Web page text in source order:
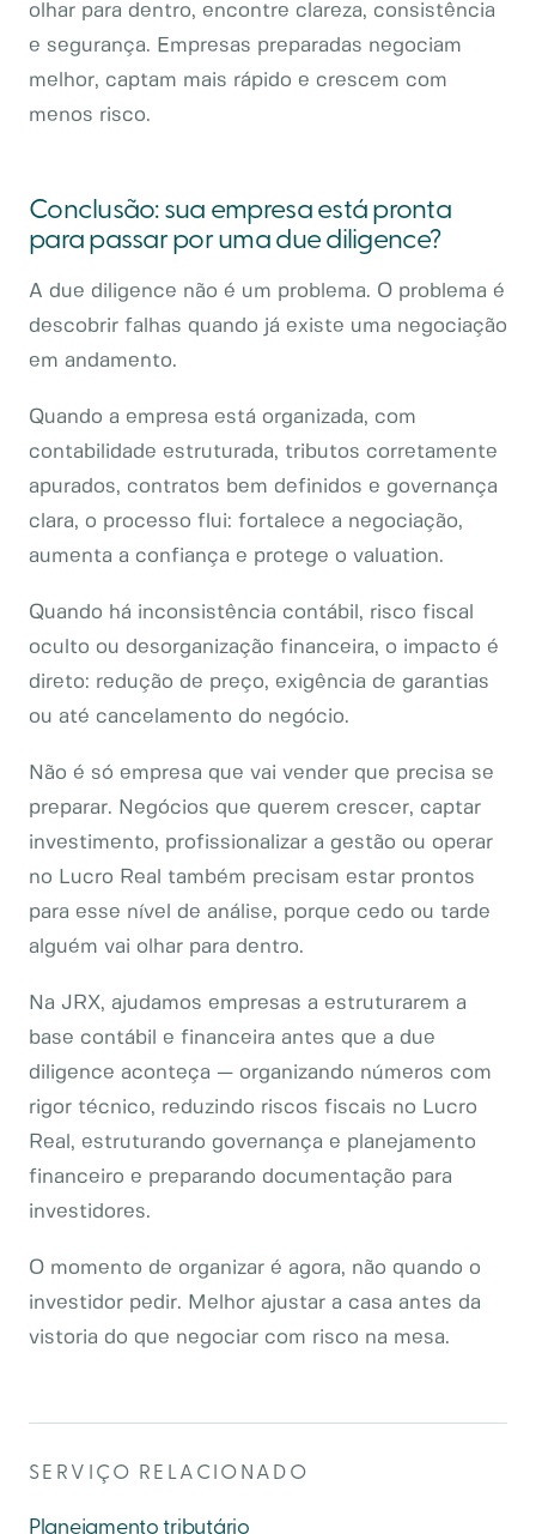
olhar para dentro, encontre clareza, consistência
e segurança. Empresas preparadas negociam
melhor, captam mais rápido e crescem com
menos risco.
Conclusão: sua empresa está pronta
para passar por uma due diligence?
A due diligence não é um problema. O problema é
descobrir falhas quando já existe uma negociação
em andamento.
Quando a empresa está organizada, com
contabilidade estruturada, tributos corretamente
apurados, contratos bem definidos e governança
clara, o processo flui: fortalece a negociação,
aumenta a confiança e protege o valuation.
Quando há inconsistência contábil, risco fiscal
oculto ou desorganização financeira, o impacto é
direto: redução de preço, exigência de garantias
ou até cancelamento do negócio.
Não é só empresa que vai vender que precisa se
preparar. Negócios que querem crescer, captar
investimento, profissionalizar a gestão ou operar
no Lucro Real também precisam estar prontos
para esse nível de análise, porque cedo ou tarde
alguém vai olhar para dentro.
Na JRX, ajudamos empresas a estruturarem a
base contábil e financeira antes que a due
diligence aconteça — organizando números com
rigor técnico, reduzindo riscos fiscais no Lucro
Real, estruturando governança e planejamento
financeiro e preparando documentação para
investidores.
O momento de organizar é agora, não quando o
investidor pedir. Melhor ajustar a casa antes da
vistoria do que negociar com risco na mesa.
SERVIÇO RELACIONADO
Planejamento tributário